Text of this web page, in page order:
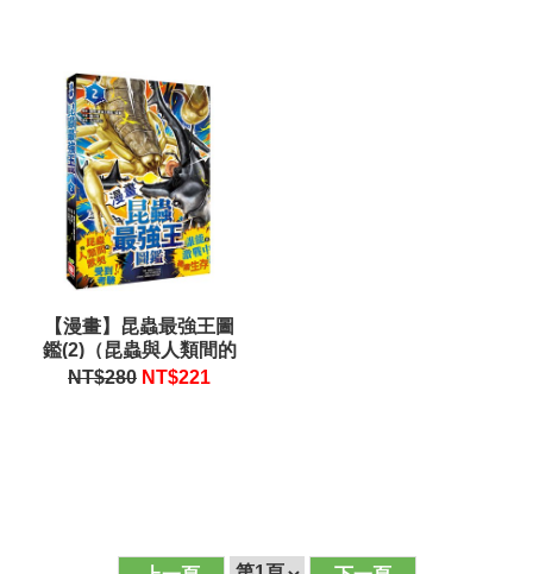
【漫畫】昆蟲最強王圖
鑑(2)（昆蟲與人類間的
默契受到考驗，誰能在
NT$280 NT$221